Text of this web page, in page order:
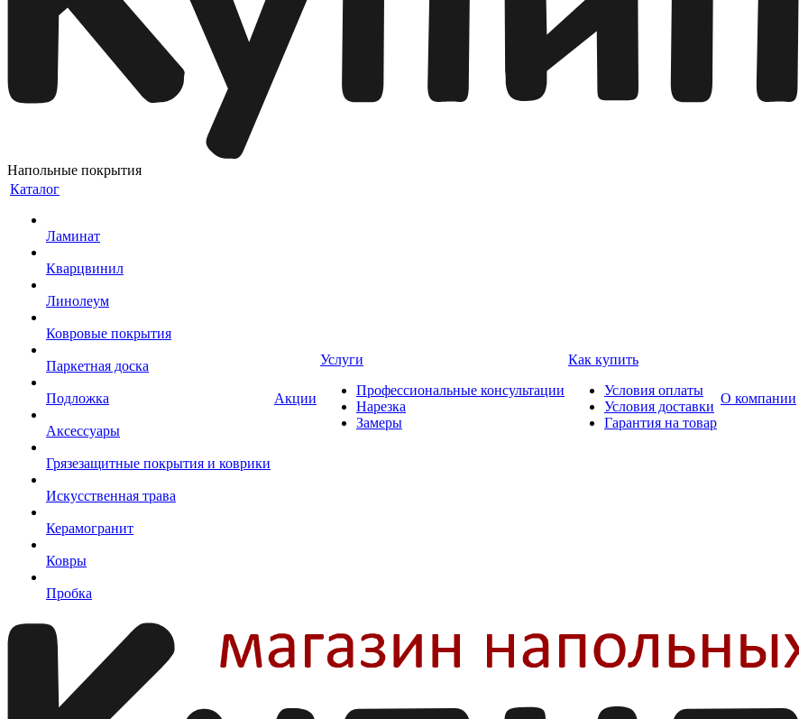
Напольные покрытия
Каталог
Ламинат
Кварцвинил
Линолеум
Ковровые покрытия
Паркетная доска
Подложка
Аксессуары
Грязезащитные покрытия и коврики
Искусственная трава
Керамогранит
Ковры
Пробка
Акции
Услуги
Профессиональные консультации
Нарезка
Замеры
Как купить
Условия оплаты
Условия доставки
Гарантия на товар
О компании